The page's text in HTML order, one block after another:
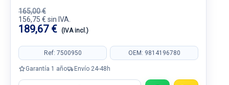
165,00 €
156,75 € sin IVA.
189,67 € (IVA incl.)
Ref: 7500950 OEM: 9814196780
Garantía 1 año Envío 24-48h